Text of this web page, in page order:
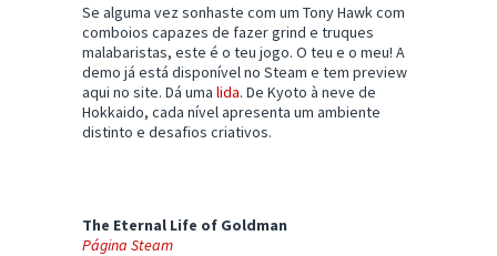
Se alguma vez sonhaste com um Tony Hawk com
comboios capazes de fazer grind e truques
malabaristas, este é o teu jogo. O teu e o meu! A
demo já está disponível no Steam e tem preview
aqui no site. Dá uma lida. De Kyoto à neve de
Hokkaido, cada nível apresenta um ambiente
distinto e desafios criativos.
The Eternal Life of Goldman
Página Steam